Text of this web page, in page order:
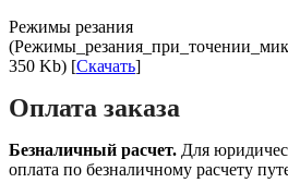
Режимы резания
350 Kb) [Скачать]
Оплата заказа
Безналичный расчет. Для
оплата по безналичному расчету